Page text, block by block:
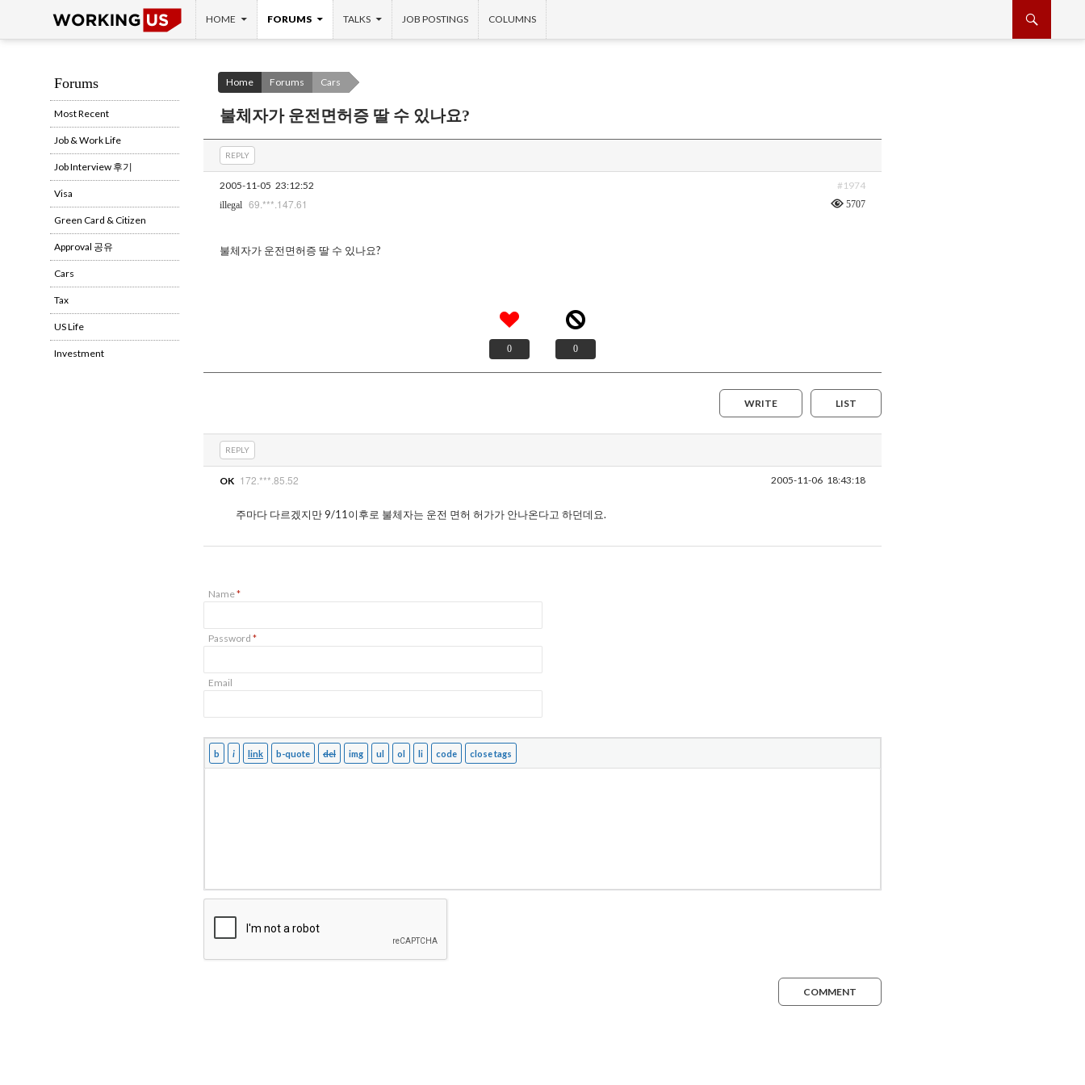
SKIP TO CONTENT
HOME FORUMS TALKS JOB POSTINGS COLUMNS
Home Forums Cars
불체자가 운전면허증 딸 수 있나요?
REPLY
2005-11-05 23:12:52 #1974
illegal 69.***.147.61 5707
불체자가 운전면허증 딸 수 있나요?
0 0
LIST
WRITE
REPLY
OK 172.***.85.52 2005-11-06 18:43:18
주마다 다르겠지만 9/11이후로 불체자는 운전 면허 허가가 안나온다고 하던데요.
Name*
Password *
Email
COMMENT
Forums
Most Recent
Job & Work Life
Job Interview 후기
Visa
Green Card & Citizen
Approval 공유
Cars
Tax
US Life
Investment